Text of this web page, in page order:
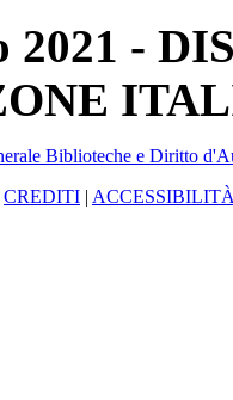
2021 -
Biblioteche e Diritto
CREDITI |